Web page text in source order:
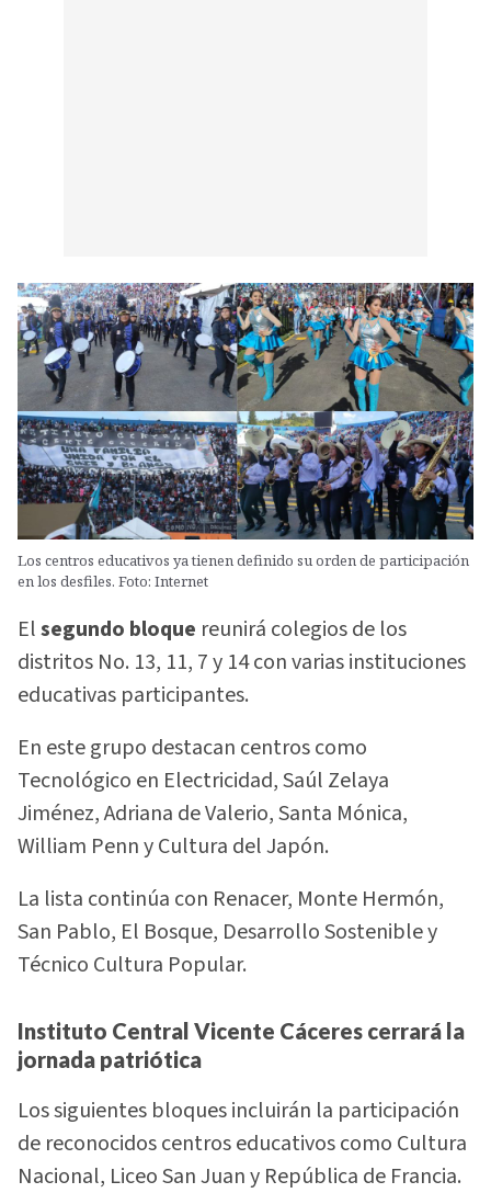
Los centros educativos ya tienen definido su orden de participación
en los desfiles. Foto: Internet
Elsegundo bloque reunirá colegios de los
distritos No. 13, 11, 7 y 14 con varias instituciones
educativas participantes.
En este grupo destacan centros como
Tecnológico en Electricidad, Saúl Zelaya
Jiménez, Adriana de Valerio, Santa Mónica,
William Penn y Cultura del Japón.
La lista continúa con Renacer, Monte Hermón,
San Pablo, El Bosque, Desarrollo Sostenible y
Técnico Cultura Popular.
Instituto Central Vicente Cáceres cerrará la
jornada patriótica
Los siguientes bloques incluirán la participación
de reconocidos centros educativos como Cultura
Nacional, Liceo San Juan y República de Francia.